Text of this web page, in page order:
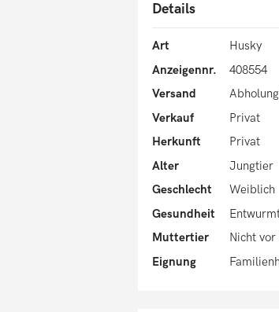
Details
Art
Husky
Anzeigennr.
408554
Versand
Verkauf
Privat
Herkunft
Privat
Alter
Jungtier
Geschlecht
Weiblich
Gesundheit
Muttertier
Nicht vor
Eignung